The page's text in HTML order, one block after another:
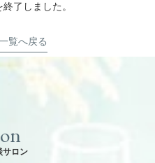
了しました。
覧へ戻る
サロン